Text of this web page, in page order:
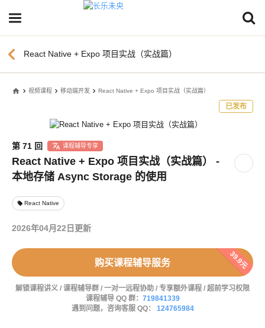
chevron_left React Native + Expo 项目实战（实战篇）
home 视频课程 移动端开发 React Native + Expo 项目实战（实战篇）
已发布
第 71 回 课程辅导专享
React Native + Expo 项目实战（实战篇） -
本地存储 Async Storage 的使用
local_offer React Native
2026年04月22日更新
购买课程辅导服务 39.9元
解锁课程讲义 / 课程辅导群 / 一对一远程协助 / 专享额外课程 / 超前学习权限
课程辅导 QQ 群： 719841339
遇到问题，咨询客服 QQ： 124765984